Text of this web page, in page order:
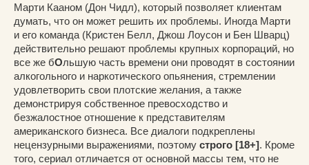
Марти Кааном (Дон Чидл), который позволяет клиентам
думать, что он может решить их проблемы. Иногда Марти
и его команда (Кристен Белл, Джош Лоусон и Бен Шварц)
действительно решают проблемы крупных корпораций, но
все же бОльшую часть времени они проводят в состоянии
алкогольного и наркотического опьянения, стремлении
удовлетворить свои плотские желания, а также
демонстрируя собственное превосходство и
безжалостное отношение к представителям
американского бизнеса. Все диалоги подкреплены
нецензурными выражениями, поэтому строго [18+]. Кроме
того, сериал отличается от основной массы тем, что не